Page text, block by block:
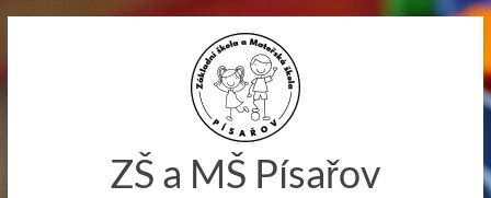
ZŠ a MŠ Písařov